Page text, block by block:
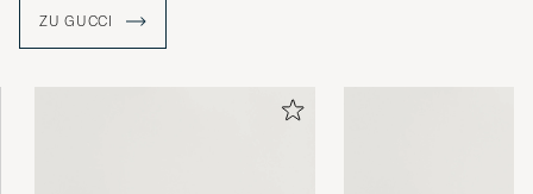
repräsentieren die Spritze der italienischen
Handwerkskunst und sind in Bezug auf Qualität und Liebe
ZU GUCCI